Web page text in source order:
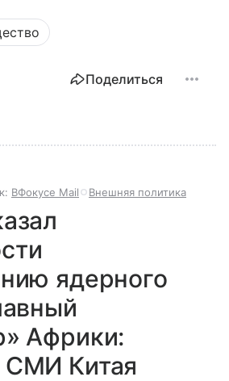
Поделиться
ВФокусе Mail Внешняя политика
ядерного
Африки:
Китая